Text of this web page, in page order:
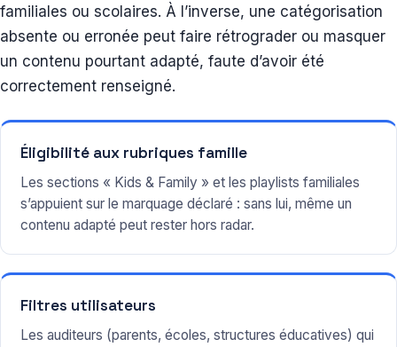
familiales ou scolaires. À l’inverse, une catégorisation
absente ou erronée peut faire rétrograder ou masquer
un contenu pourtant adapté, faute d’avoir été
correctement renseigné.
Éligibilité aux rubriques famille
Les sections « Kids & Family » et les playlists familiales
s’appuient sur le marquage déclaré : sans lui, même un
contenu adapté peut rester hors radar.
Filtres utilisateurs
Les auditeurs (parents, écoles, structures éducatives) qui